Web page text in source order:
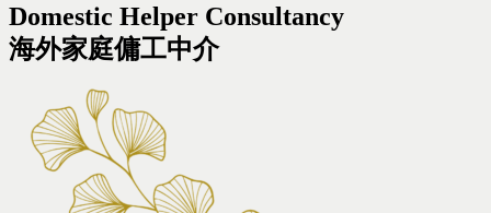
Domestic Helper Consultancy
海外家庭傭工中介